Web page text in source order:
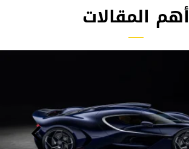
أهم المقالات